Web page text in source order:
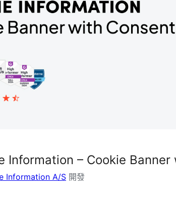
Information – Cookie
Information A/S 開發